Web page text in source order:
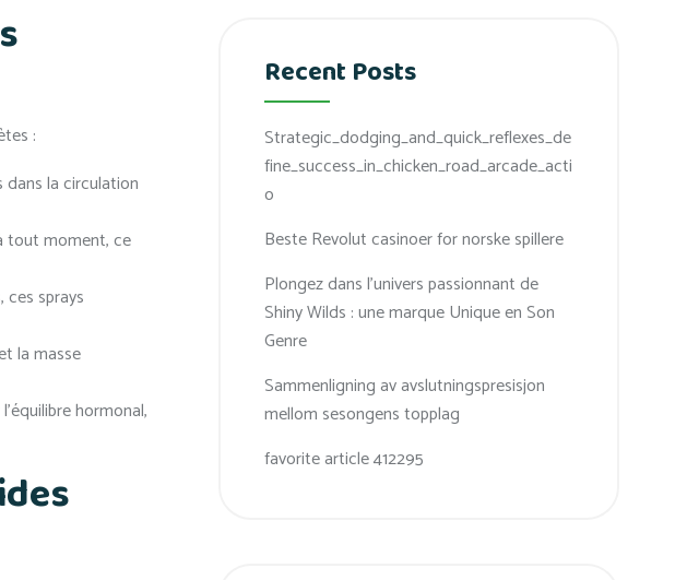
:
la circulation
tout moment, ce
sprays
la masse
hormonal,
Recent Posts
Strategic_dodging_and_quick_reflexes_de
fine_success_in_chicken_road_arcade_acti
o
Beste Revolut casinoer for norske spillere
Plongez dans l’univers passionnant de
Shiny Wilds : une marque Unique en Son
Genre
Sammenligning av avslutningspresisjon
mellom sesongens topplag
favorite article 412295